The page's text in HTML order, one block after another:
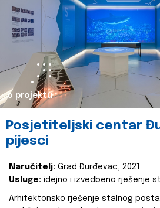
o projektu
Posjetiteljski centar
pijesci
Naručitelj: Grad Đurđevac, 2021.
Usluge: idejno i izvedbeno rješenje
Arhitektonsko rješenje stalnog